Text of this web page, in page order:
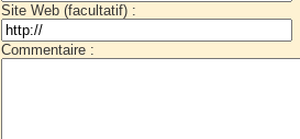
Site Web (facultatif) :
Commentaire :